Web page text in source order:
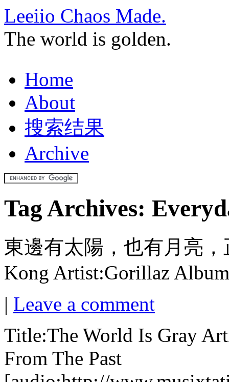
Leeiio Chaos Made.
The world is golden.
Home
About
搜索结果
Archive
Tag Archives:
東邊有太陽，也有月亮
Kong Artist:Gorillaz
| Leave a comment
Title:The World Is Gray
From The Past